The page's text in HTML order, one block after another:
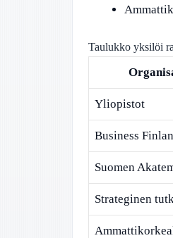
Taulukko yksilöi
Yliopistot
Business
Suomen
Strateginen